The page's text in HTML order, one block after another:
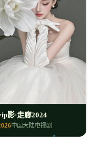
影·走廊2024
中国大陆电视剧